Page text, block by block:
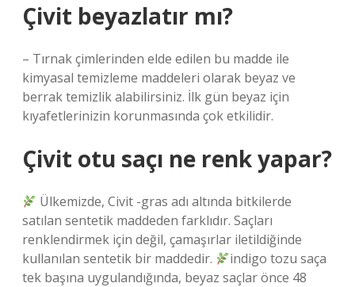
Çivit beyazlatır mı?
– Tırnak çimlerinden elde edilen bu madde ile
kimyasal temizleme maddeleri olarak beyaz ve
berrak temizlik alabilirsiniz. İlk gün beyaz için
kıyafetlerinizin korunmasında çok etkilidir.
Çivit otu saçı ne renk yapar?
Ülkemizde, Civit -gras adı altında bitkilerde
satılan sentetik maddeden farklıdır. Saçları
renklendirmek için değil, çamaşırlar iletildiğinde
kullanılan sentetik bir maddedir.
indigo tozu saça
tek başına uygulandığında, beyaz saçlar önce 48